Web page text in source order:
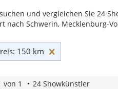
und vergleichen Sie 24
nach Schwerin, Mecklenburg-
150 km
von 1 24 Showkünstler